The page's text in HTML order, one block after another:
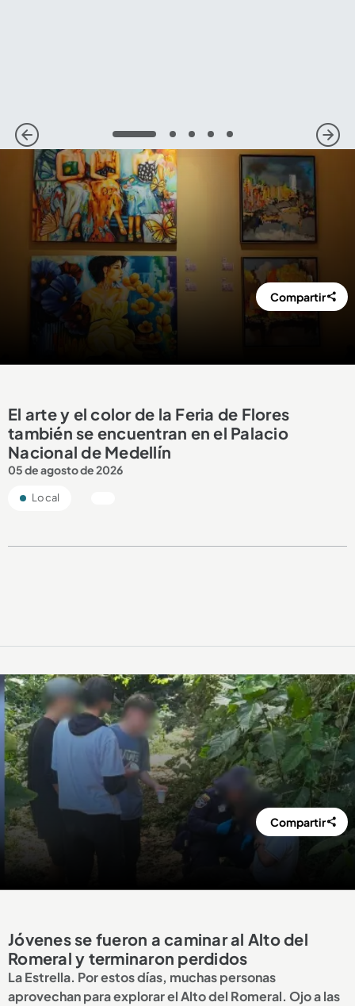
1 2 3 4 5
Compartir
El arte y el color de la Feria de Flores
también se encuentran en el Palacio
Nacional de Medellín
05 de agosto de 2026
Local
Compartir
Jóvenes se fueron a caminar al Alto del
Romeral y terminaron perdidos
La Estrella. Por estos días, muchas personas
aprovechan para explorar el Alto del Romeral. Ojo a las